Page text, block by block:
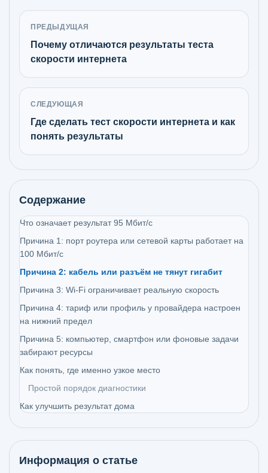
ПРЕДЫДУЩАЯ
Почему отличаются результаты теста
скорости интернета
СЛЕДУЮЩАЯ
Где сделать тест скорости интернета и как
понять результаты
Содержание
Что означает результат 95 Мбит/с
Причина 1: порт роутера или сетевой карты работает на
100 Мбит/с
Причина 2: кабель или разъём не тянут гигабит
Причина 3: Wi‑Fi ограничивает реальную скорость
Причина 4: тариф или профиль у провайдера настроен
на нижний предел
Причина 5: компьютер, смартфон или фоновые задачи
забирают ресурсы
Как понять, где именно узкое место
Простой порядок диагностики
Как улучшить результат дома
Информация о статье